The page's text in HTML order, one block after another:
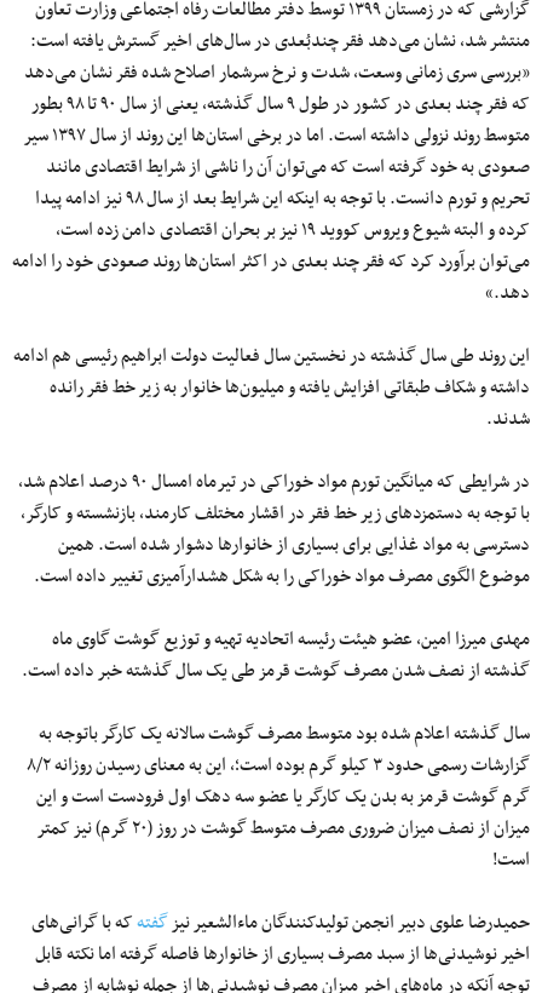
گزارشی که در زمستان ۱۳۹۹ توسط دفتر مطالعات رفاه اجتماعی وزارت تعاون
منتشر شد، نشان می‌دهد فقر چندبُعدی در سال‌های اخیر گسترش یافته است:
«بررسی سری زمانی وسعت، شدت و نرخ سرشمار اصلاح شده فقر نشان می‌دهد
که فقر چند بعدی در کشور در طول ۹ سال گذشته، یعنی از سال ۹۰ تا ۹۸ بطور
متوسط روند نزولی داشته است. اما در برخی استان‌ها این روند از سال ۱۳۹۷ سیر
صعودی به خود گرفته است که می‌توان آن را ناشی از شرایط اقتصادی مانند
تحریم و تورم دانست. با توجه به اینکه این شرایط بعد از سال ۹۸ نیز ادامه پیدا
کرده و البته شیوع ویروس کووید ۱۹ نیز بر بحران اقتصادی دامن زده است،
می‌توان برآورد کرد که فقر چند بعدی در اکثر استان‌ها روند صعودی خود را ادامه
دهد.»
این روند طی سال گذشته در نخستین سال فعالیت دولت ابراهیم رئیسی هم ادامه
داشته و شکاف طبقاتی افزایش یافته و میلیون‌ها خانوار به زیر خط فقر رانده
شدند.
در شرایطی که میانگین تورم مواد خوراکی در تیرماه امسال ۹۰ درصد اعلام شد،
با توجه به دستمزدهای زیر خط فقر در اقشار مختلف کارمند، بازنشسته و کارگر،
دسترسی به مواد غذایی برای بسیاری از خانوارها دشوار شده است. همین
موضوع الگوی مصرف مواد خوراکی را به شکل هشدارآمیزی تغییر داده است.
مهدی میرزا امین، عضو هیئت رئیسه اتحادیه تهیه و توزیع گوشت گاوی ماه
گذشته از نصف شدن مصرف گوشت قرمز طی یک سال گذشته خبر داده است.
سال گذشته اعلام شده بود متوسط مصرف گوشت سالانه یک کارگر باتوجه به
گزارشات رسمی حدود ۳ کیلو گرم بوده است؛، این به معنای رسیدن روزانه ۸/۲
گرم گوشت قرمز به بدن یک کارگر یا عضو سه دهک اول فرودست است و این
میزان از نصف میزان ضروری مصرف متوسط گوشت در روز (۲۰ گرم) نیز کمتر
است!
حمیدرضا علوی دبیر انجمن تولیدکنندگان ماء‌الشعیر نیزگفتهکه با گرانی‌های
اخیر نوشیدنی‌ها از سبد مصرف بسیاری از خانوارها فاصله گرفته اما نکته قابل
توجه آنکه در ماه‌های اخیر میزان مصرف نوشیدنی‌ها از جمله نوشابه از مصرف